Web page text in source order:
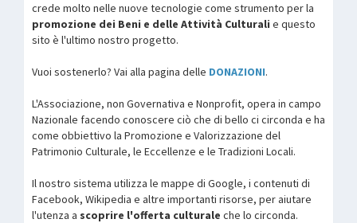
crede molto nelle nuove tecnologie come strumento per la
promozione dei Beni e delle Attività Culturali e questo
sito è l'ultimo nostro progetto.
Vuoi sostenerlo? Vai alla pagina delle DONAZIONI.
L'Associazione, non Governativa e Nonprofit, opera in campo
Nazionale facendo conoscere ciò che di bello ci circonda e ha
come obbiettivo la Promozione e Valorizzazione del
Patrimonio Culturale, le Eccellenze e le Tradizioni Locali.
Il nostro sistema utilizza le mappe di Google, i contenuti di
Facebook, Wikipedia e altre importanti risorse, per aiutare
l'utenza a scoprire l'offerta culturale che lo circonda.